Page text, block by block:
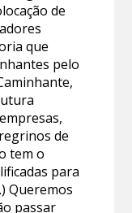
de
que
pelo
de
tem o
para
Queremos
passar